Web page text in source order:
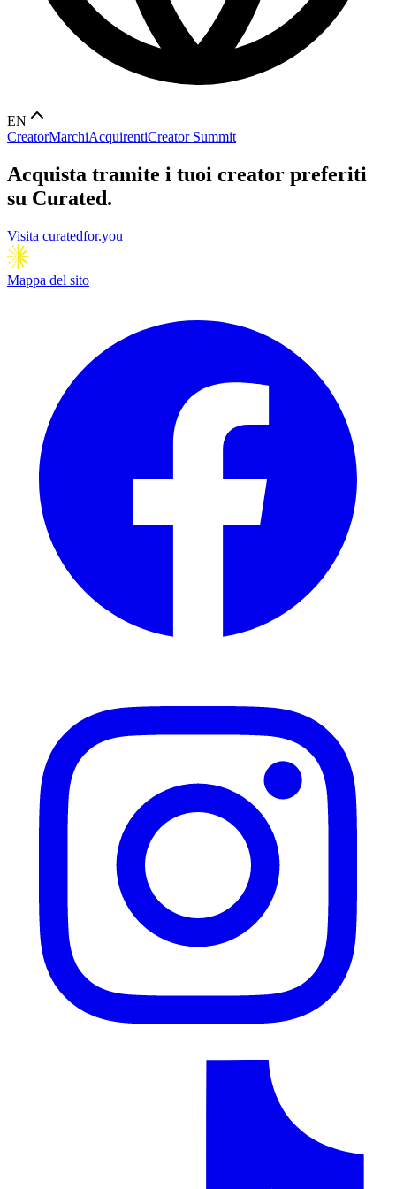
EN
CreatorMarchiAcquirentiCreator Summit
Acquista tramite i tuoi creator preferiti
su Curated.
Visita curatedfor.you
Mappa del sito